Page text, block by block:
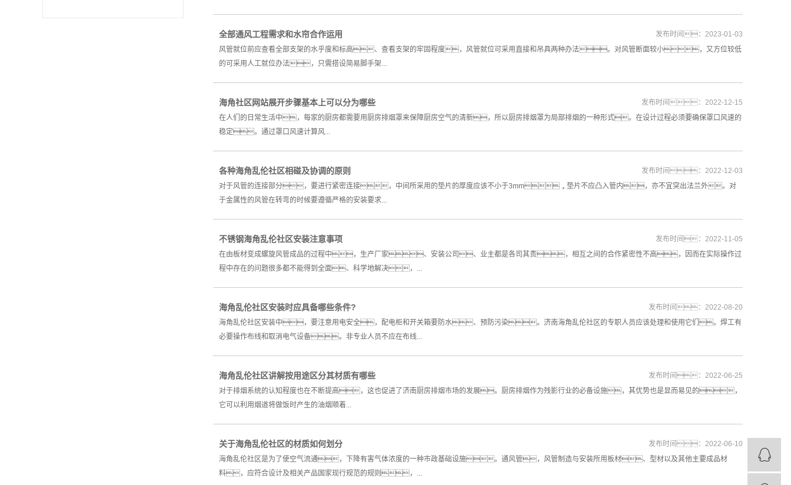
全部通风工程需求和水帘合作运用
风管就位前应查看全部支架的水乎度和标高、查看支架的牢固程度，风管就位可采用直接和吊具两种办法。对风管断面较小，又方位较低
的可采用人工就位办法，只需搭设简易脚手架...
发布时间：2023-01-03
海角社区网站展开步骤基本上可以分为哪些
在人们的日常生活中，每家的厨房都需要用厨房排烟罩来保障厨房空气的清新，所以厨房排烟罩为局部排烟的一种形式。在设计过程必须要确保罩口风速的
稳定。通过罩口风速计算风...
发布时间：2022-12-15
各种海角乱伦社区相碰及协调的原则
对于风管的连接部分，要进行紧密连接，中间所采用的垫片的厚度应该不小于3mm，垫片不应凸入管内，亦不宜突出法兰外。对
于金属性的风管在转弯的时候要遵循严格的安装要求...
发布时间：2022-12-03
不锈钢海角乱伦社区安装注意事项
在由板材变成螺旋风管成品的过程中，生产厂家、安装公司、业主都是各司其责，相互之间的合作紧密性不高，因而在实际操作过
程中存在的问题很多都不能得到全面、科学地解决，...
发布时间：2022-11-05
海角乱伦社区安装时应具备哪些条件?
海角乱伦社区安装中，要注意用电安全，配电柜和开关箱要防水、预防污染。济南海角乱伦社区的专职人员应该处理和使用它们。焊工有
必要操作布线和取消电气设备。非专业人员不应在布线...
发布时间：2022-08-20
海角乱伦社区讲解按用途区分其材质有哪些
对于排烟系统的认知程度也在不断提高，这也促进了济南厨房排烟市场的发展。厨房排烟作为残影行业的必备设施，其优势也是显而易见的，
它可以利用烟道将做饭时产生的油烟顺着...
发布时间：2022-06-25
关于海角乱伦社区的材质如何划分
海角乱伦社区是为了使空气流通，下降有害气体浓度的一种市政基础设施。通风管，风管制造与安装所用板材、型材以及其他主要成品材
料，应符合设计及相关产品国家现行规范的规则，...
发布时间：2022-06-10